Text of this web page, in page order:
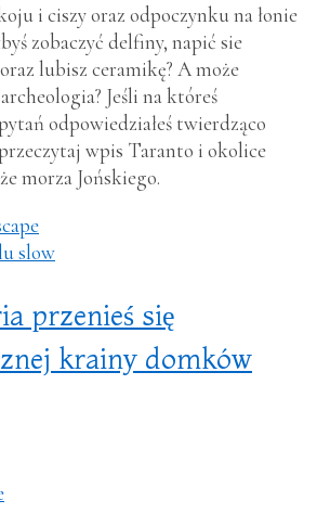
i ciszy oraz odpoczynku na łonie
zobaczyć delfiny, napić sie
lubisz ceramikę? A może
Jeśli na któreś
odpowiedziałeś twierdząco
wpis Taranto i okolice
morza Jońskiego.
slow
przenieś się
krainy domków